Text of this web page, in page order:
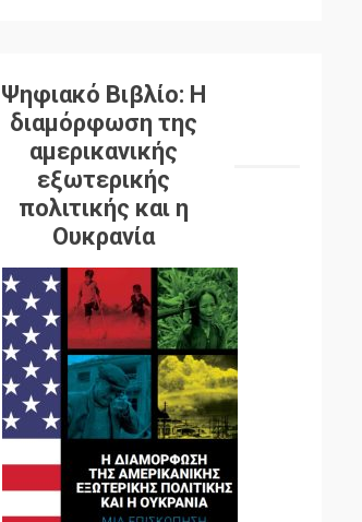
Ψηφιακό Βιβλίο: Η
διαμόρφωση της
αμερικανικής
εξωτερικής
πολιτικής και η
Ουκρανία